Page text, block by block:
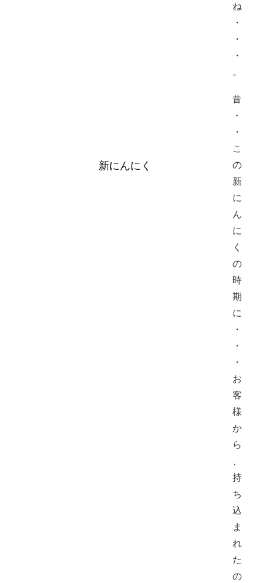
新にんにく
ね
・
・
・
。
昔
・
・
こ
の
新
に
ん
に
く
の
時
期
に
・
・
・
お
客
様
か
ら
持
ち
込
ま
れ
た
の